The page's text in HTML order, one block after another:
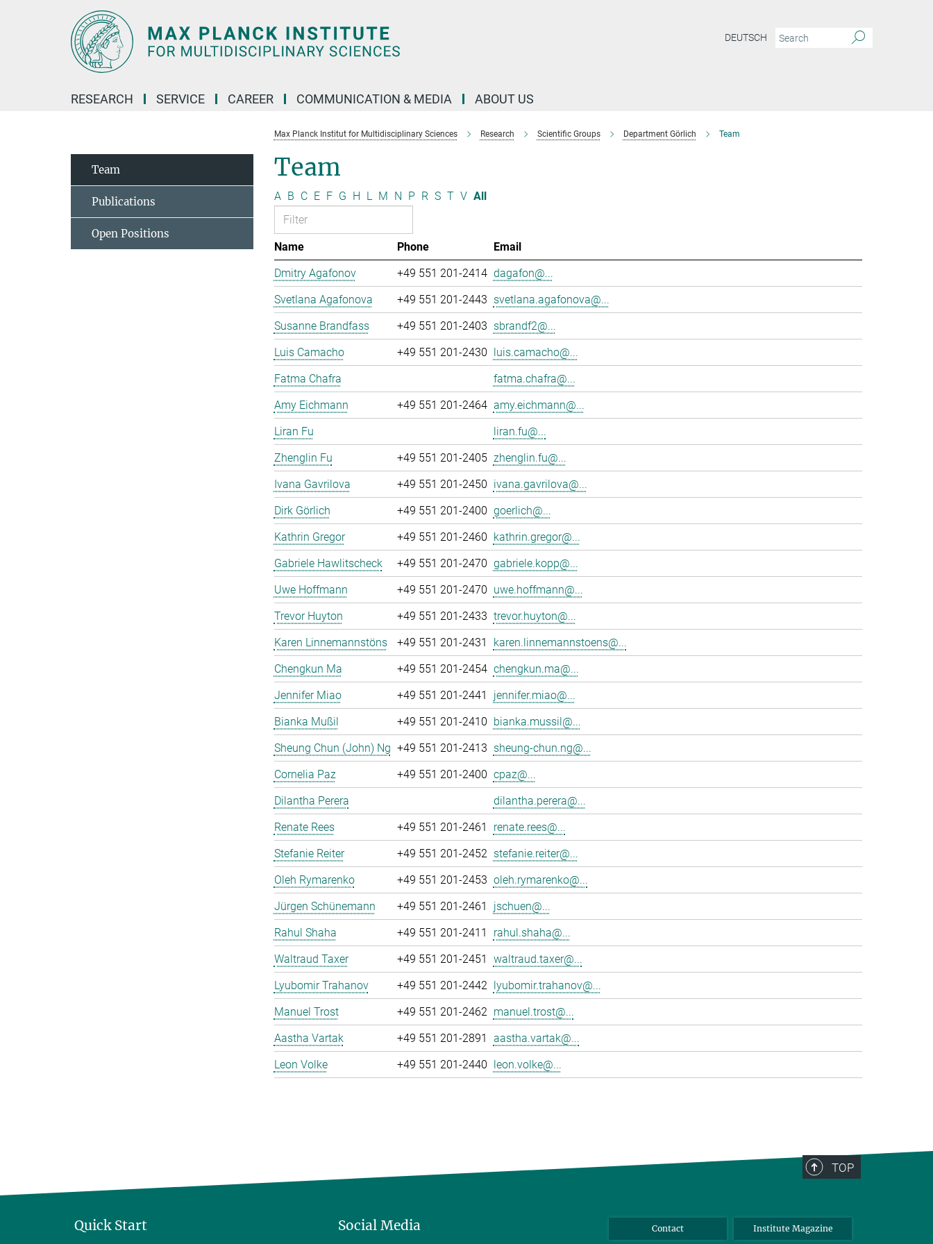
DEUTSCH
RESEARCH SERVICE CAREER COMMUNICATION & MEDIA ABOUT US
Max Planck Institut for Multidisciplinary Sciences Research Scientific Groups Department Görlich Team
Team
A B C E F G H L M N P R S T V All
Name Phone
Email
Dmitry Agafonov
+49 551 201-2414 dagafon@...
Svetlana Agafonova
+49 551 201-2443 svetlana.agafonova@...
Susanne Brandfass
+49 551 201-2403 sbrandf2@...
Luis Camacho
+49 551 201-2430 luis.camacho@...
Fatma Chafra
fatma.chafra@...
Amy Eichmann
+49 551 201-2464 amy.eichmann@...
Liran Fu
liran.fu@...
Zhenglin Fu
+49 551 201-2405 zhenglin.fu@...
Ivana Gavrilova
+49 551 201-2450 ivana.gavrilova@...
Dirk Görlich
+49 551 201-2400 goerlich@...
Kathrin Gregor
+49 551 201-2460 kathrin.gregor@...
Gabriele Hawlitscheck
+49 551 201-2470 gabriele.kopp@...
Uwe Hoffmann
+49 551 201-2470 uwe.hoffmann@...
Trevor Huyton
+49 551 201-2433 trevor.huyton@...
Karen Linnemannstöns
+49 551 201-2431
karen.linnemannstoens@...
Chengkun Ma
+49 551 201-2454 chengkun.ma@...
Jennifer Miao
+49 551 201-2441
jennifer.miao@...
Bianka Mußil
+49 551 201-2410 bianka.mussil@...
Sheung Chun (John) Ng +49 551 201-2413 sheung-chun.ng@...
Cornelia Paz
+49 551 201-2400 cpaz@...
Dilantha Perera
dilantha.perera@...
Renate Rees
+49 551 201-2461
renate.rees@...
Stefanie Reiter
+49 551 201-2452 stefanie.reiter@...
Oleh Rymarenko
+49 551 201-2453 oleh.rymarenko@...
Jürgen Schünemann
+49 551 201-2461
jschuen@...
Rahul Shaha
+49 551 201-2411
rahul.shaha@...
Waltraud Taxer
+49 551 201-2451
waltraud.taxer@...
Lyubomir Trahanov
+49 551 201-2442 lyubomir.trahanov@...
Manuel Trost
+49 551 201-2462 manuel.trost@...
Aastha Vartak
+49 551 201-2891
aastha.vartak@...
Leon Volke
+49 551 201-2440 leon.volke@...
Team
Publications
Open Positions
TOP
Quick Start Social Media Contact Institute Magazine